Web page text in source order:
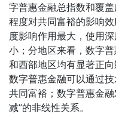
字普惠金融总指数和覆
程度对共同富裕的影响
度影响作用最大，使用
小；分地区来看，数字
和西部地区均有显著正
数字普惠金融可以通过
共同富裕；数字普惠金
减”的非线性关系。